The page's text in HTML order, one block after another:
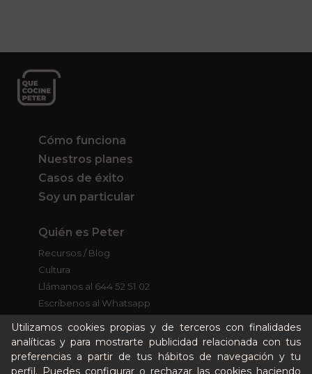
Utilizamos cookies propias y de terceros con finalidades
analíticas y para mostrarte publicidad relacionada con tus
preferencias a partir de tus hábitos de navegación y tu
perfil. Puedes configurar o rechazar las cookies haciendo
Cómo funciona
Nuestros planes
Casos de éxito
Soy un particular
Quién es Peter
Recursos / Blog
Cultura
Llámanos al 644 52 51 02
Escríbenos al Whatsapp
De lunes a viernes de 8:30 a 14:00